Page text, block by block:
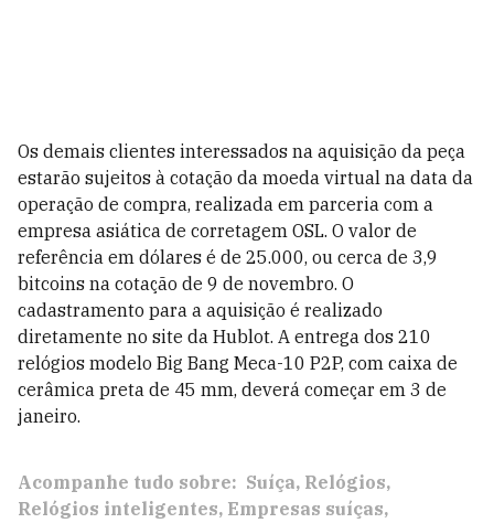
Os demais clientes interessados na aquisição da peça
estarão sujeitos à cotação da moeda virtual na data da
operação de compra, realizada em parceria com a
empresa asiática de corretagem OSL. O valor de
referência em dólares é de 25.000, ou cerca de 3,9
bitcoins na cotação de 9 de novembro. O
cadastramento para a aquisição é realizado
diretamente no site da Hublot. A entrega dos 210
relógios modelo Big Bang Meca-10 P2P, com caixa de
cerâmica preta de 45 mm, deverá começar em 3 de
janeiro.
Acompanhe tudo sobre: Suíça Relógios
Relógios inteligentes Empresas suíças